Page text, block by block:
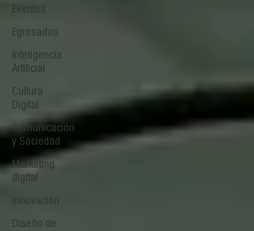
Eventos
Egresados
Inteligencia
Artificial
Cultura
Digital
Comunicación
y Sociedad
Marketing
digital
Innovación
Diseño de